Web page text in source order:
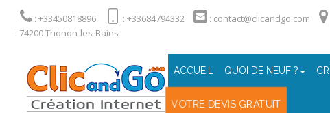
: +33450818896 : +33684794332
: contact@clicandgo.com
: 74200 Thonon-les-Bains
ACCUEIL QUOI DE NEUF ?
VOTRE DEVIS GRATUIT